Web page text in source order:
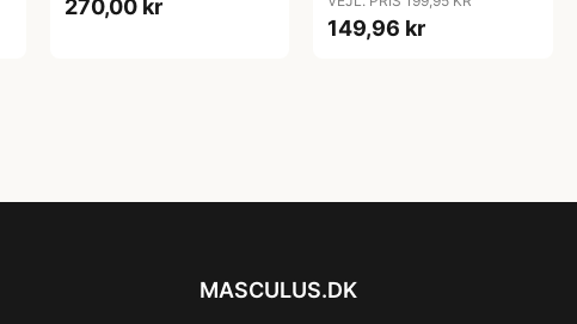
270,00 kr
149,96 kr
MASCULUS.DK